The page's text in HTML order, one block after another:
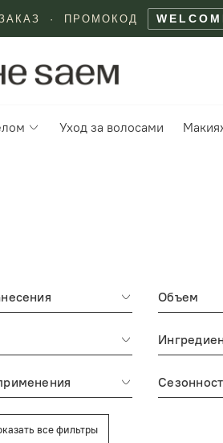
ЗАКАЗ · ПРОМОКОД
Уход за волосами
Объем
все фильтры